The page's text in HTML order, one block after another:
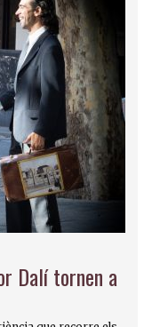
Dalí tornen a